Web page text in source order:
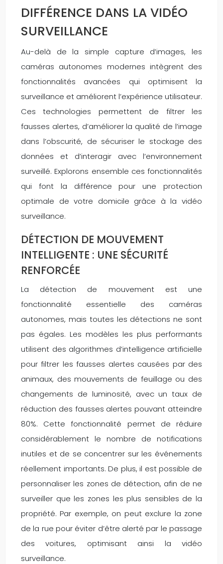
DIFFÉRENCE DANS LA VIDÉO
SURVEILLANCE
Au-delà de la simple capture d’images, les
caméras autonomes modernes intègrent des
fonctionnalités avancées qui optimisent la
surveillance et améliorent l’expérience utilisateur.
Ces technologies permettent de filtrer les
fausses alertes, d’améliorer la qualité de l’image
dans l’obscurité, de sécuriser le stockage des
données et d’interagir avec l’environnement
surveillé. Explorons ensemble ces fonctionnalités
qui font la différence pour une protection
optimale de votre domicile grâce à la vidéo
surveillance.
DÉTECTION DE MOUVEMENT
INTELLIGENTE : UNE SÉCURITÉ
RENFORCÉE
La détection de mouvement est une
fonctionnalité essentielle des caméras
autonomes, mais toutes les détections ne sont
pas égales. Les modèles les plus performants
utilisent des algorithmes d’intelligence artificielle
pour filtrer les fausses alertes causées par des
animaux, des mouvements de feuillage ou des
changements de luminosité, avec un taux de
réduction des fausses alertes pouvant atteindre
80%. Cette fonctionnalité permet de réduire
considérablement le nombre de notifications
inutiles et de se concentrer sur les événements
réellement importants. De plus, il est possible de
personnaliser les zones de détection, afin de ne
surveiller que les zones les plus sensibles de la
propriété. Par exemple, on peut exclure la zone
de la rue pour éviter d’être alerté par le passage
des voitures, optimisant ainsi la vidéo
surveillance.